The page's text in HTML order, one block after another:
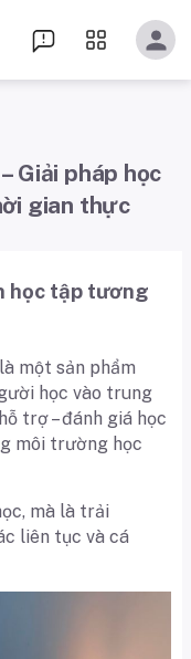
Giải pháp học
gian thực
học tập tương
một sản phẩm
học vào trung
trợ – đánh giá học
môi trường học
mà là trải
liên tục và cá